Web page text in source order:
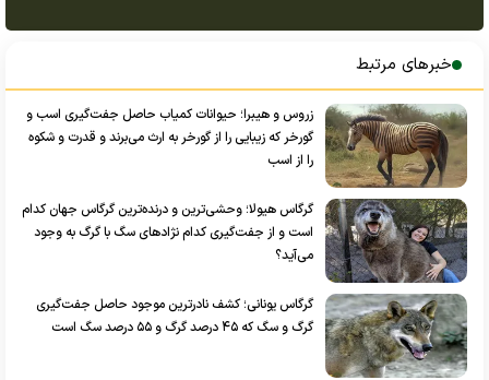
خبرهای مرتبط
زروس و هیبرا؛ حیوانات کمیاب حاصل جفت‌گیری اسب و
گورخر که زیبایی را از گورخر به ارث می‌برند و قدرت و شکوه
را از اسب
گرگاس هیولا؛ وحشی‌ترین و درنده‌ترین گرگاس جهان کدام
است و از جفت‌گیری کدام نژادهای سگ با گرگ به وجود
می‌آید؟
گرگاس یونانی؛ کشف نادرترین موجود حاصل جفت‌گیری
گرگ و سگ که ۴۵ درصد گرگ و ۵۵ درصد سگ است